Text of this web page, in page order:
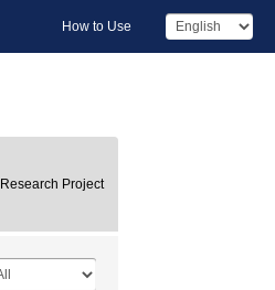
How to Use
Research Project